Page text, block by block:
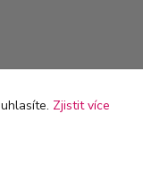
Zjistit více